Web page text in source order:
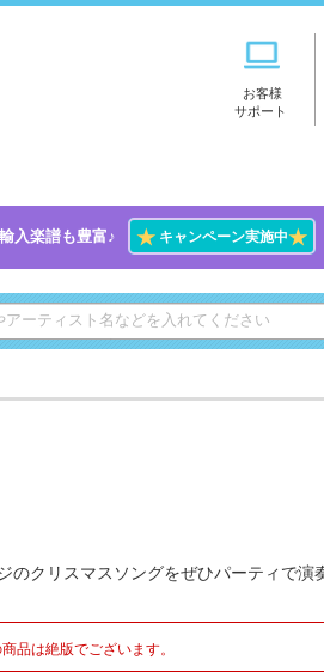
お客様
サポート
入楽譜も豊富♪ ★キャンペーン実施中★
のクリスマスソングをぜひパーティで演
品は絶版でございます。